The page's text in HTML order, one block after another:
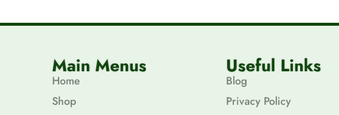
Main Menus
Home
Shop
Useful Links
Blog
Privacy Policy